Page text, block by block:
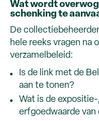
Wat wordt
schenking te
De
hele reeks vragen na
verzamelbeleid:
Is de link met de
aan te tonen?
Wat is de
erfgoedwaarde